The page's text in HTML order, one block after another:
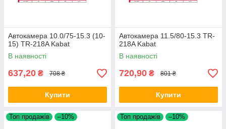
Автокамера 10.0/75-15.3 (10-
15) TR-218A Kabat
В наявності
637,20 ₴ 708 ₴
Купити
Автокамера 11.5/80-15.3 TR-
218A Kabat
В наявності
720,90 ₴ 801 ₴
Купити
Топ продажів –10% Топ продажів –10%